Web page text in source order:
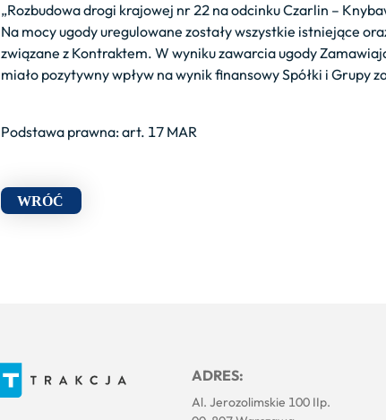
„Rozbudowa drogi krajowej nr 22 na odcinku Czarlin –
Na mocy ugody uregulowane zostały wszystkie istniejące
związane z Kontraktem. W wyniku zawarcia ugody
miało pozytywny wpływ na wynik finansowy Spółki i Grupy
Podstawa prawna: art. 17 MAR
WRÓĆ
ADRES:
Al. Jerozolimskie 100 IIp.